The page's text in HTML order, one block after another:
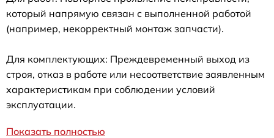
который напрямую связан с выполненной работой
(например, некорректный монтаж запчасти).
Для комплектующих: Преждевременный выход из
строя, отказ в работе или несоответствие заявленным
характеристикам при соблюдении условий
эксплуатации.
Показать полностью